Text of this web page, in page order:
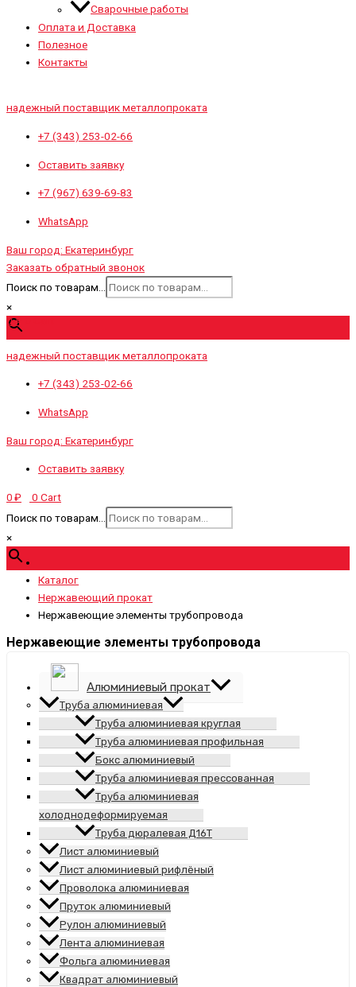
Сварочные работы
Оплата и Доставка
Полезное
Контакты
надежный поставщик металлопроката
+7 (343) 253-02-66
Оставить заявку
+7 (967) 639-69-83
WhatsApp
Ваш город: Екатеринбург
Заказать обратный звонок
Поиск по товарам...
×
0₽0Cart
надежный поставщик металлопроката
+7 (343) 253-02-66
WhatsApp
Ваш город: Екатеринбург
Оставить заявку
0 ₽ 0 Cart
Поиск по товарам...
×
Каталог
Нержавеющий прокат
Нержавеющие элементы трубопровода
Нержавеющие элементы трубопровода
Алюминиевый прокат
Труба алюминиевая
Труба алюминиевая круглая
Труба алюминиевая профильная
Бокс алюминиевый
Труба алюминиевая прессованная
Труба алюминиевая
холоднодеформируемая
Труба дюралевая Д16Т
Лист алюминиевый
Лист алюминиевый рифлёный
Проволока алюминиевая
Пруток алюминиевый
Рулон алюминиевый
Лента алюминиевая
Фольга алюминиевая
Квадрат алюминиевый